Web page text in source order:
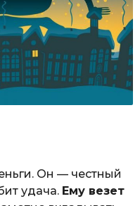
Он — честный
удача. Ему везет